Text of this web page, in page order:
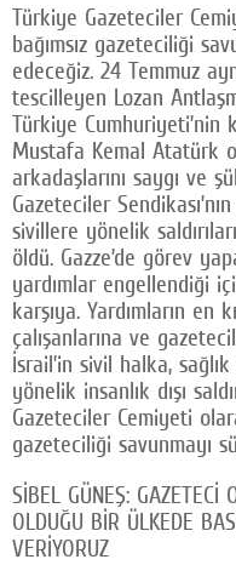
Türkiye Gazeteciler
bağımsız gazeteciliği
edeceğiz. 24 Temmuz
tescilleyen Lozan
Türkiye Cumhuriyeti’nin
Mustafa Kemal Atatürk
arkadaşlarını saygı ve
Gazeteciler
sivillere yönelik
öldü. Gazze’de görev
yardımlar engellendiği
karşıya. Yardımların en
çalışanlarına ve
İsrail’in sivil halka,
yönelik insanlık dışı
Gazeteciler Cemiyeti
gazeteciliği savunmayı
SİBEL GÜNEŞ: GAZETECİ
OLDUĞU BİR ÜLKEDE
VERİYORUZ